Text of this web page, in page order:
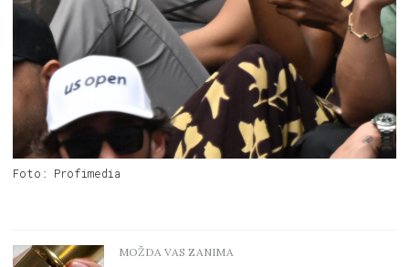
Foto: Profimedia
MOŽDA VAS ZANIMA